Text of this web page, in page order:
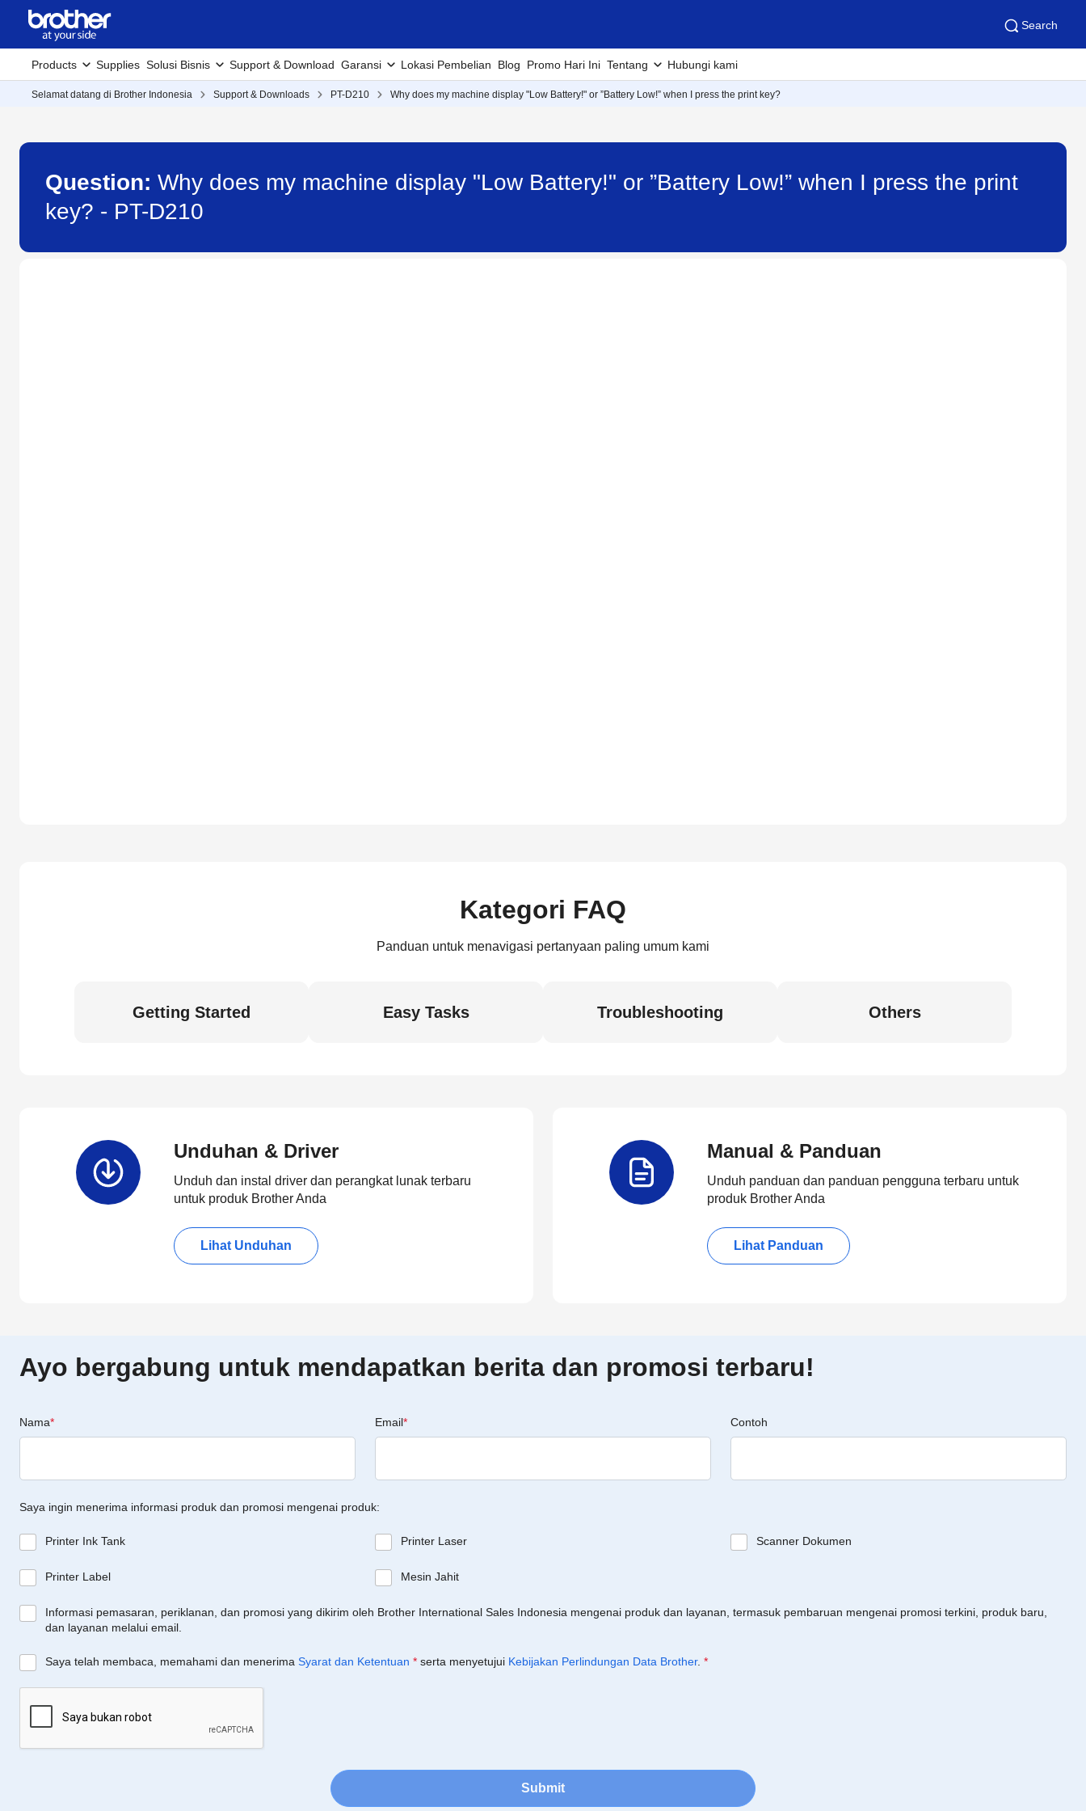
Search
Products Supplies Solusi Bisnis Support & Download Garansi Lokasi Pembelian Blog Promo Hari Ini Tentang Hubungi kami
Selamat datang di Brother Indonesia Support & Downloads PT-D210 Why does my machine display "Low Battery!" or ”Battery Low!” when I press the print key?
Question: Why does my machine display "Low Battery!" or ”Battery Low!” when I press the print
key? - PT-D210
Kategori FAQ
Panduan untuk menavigasi pertanyaan paling umum kami
Getting Started Easy Tasks Troubleshooting Others
Unduhan & Driver
Unduh dan instal driver dan perangkat lunak terbaru
untuk produk Brother Anda
Lihat Unduhan
Manual & Panduan
Unduh panduan dan panduan pengguna terbaru untuk
produk Brother Anda
Lihat Panduan
Ayo bergabung untuk mendapatkan berita dan promosi terbaru!
Nama* Email* Contoh
Saya ingin menerima informasi produk dan promosi mengenai produk:
Printer Ink Tank Printer Laser Scanner Dokumen
Printer Label Mesin Jahit
Informasi pemasaran, periklanan, dan promosi yang dikirim oleh Brother International Sales Indonesia mengenai produk dan layanan, termasuk pembaruan mengenai promosi terkini, produk baru,
dan layanan melalui email.
Saya telah membaca, memahami dan menerima Syarat dan Ketentuan * serta menyetujui Kebijakan Perlindungan Data Brother. *
Submit